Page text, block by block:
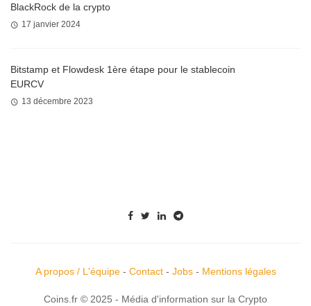
BlackRock de la crypto
17 janvier 2024
Bitstamp et Flowdesk 1ère étape pour le stablecoin
EURCV
13 décembre 2023
A propos / L'équipe- Contact- Jobs- Mentions légales
Coins.fr © 2025 - Média d'information sur la Crypto